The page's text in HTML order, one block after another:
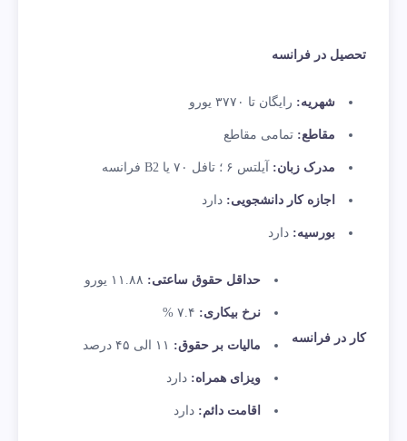
تحصیل در فرانسه
شهریه: رایگان تا ۳۷۷۰ یورو
مقاطع: تمامی مقاطع
مدرک زبان: آیلتس ۶ ؛ تافل ۷۰ یا B2 فرانسه
اجازه کار دانشجویی: دارد
بورسیه: دارد
کار در فرانسه
حداقل حقوق ساعتی:
نرخ بیکاری:
مالیات بر حقوق: ۱۱ الی ۴۵ درصد
ویزای همراه: دارد
اقامت دائم: دارد